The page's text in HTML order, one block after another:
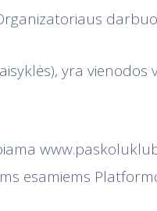
yra vienodos
esamiems